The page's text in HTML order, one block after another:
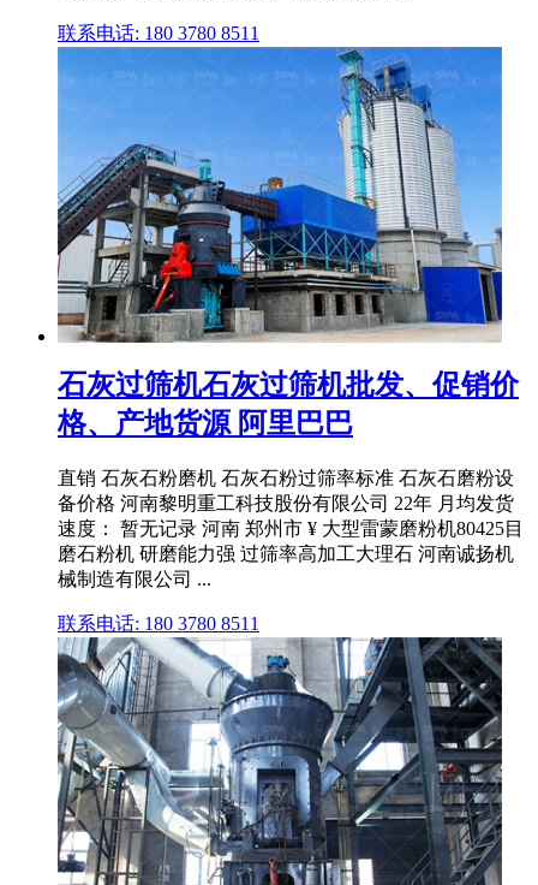
联系电话: 180 3780 8511
石灰过筛机石灰过筛机批发、促销价
格、产地货源 阿里巴巴
直销 石灰石粉磨机 石灰石粉过筛率标准 石灰石磨粉设
备价格 河南黎明重工科技股份有限公司 22年 月均发货
速度： 暂无记录 河南 郑州市 ¥ 大型雷蒙磨粉机80425目
磨石粉机 研磨能力强 过筛率高加工大理石 河南诚扬机
械制造有限公司 ...
联系电话: 180 3780 8511